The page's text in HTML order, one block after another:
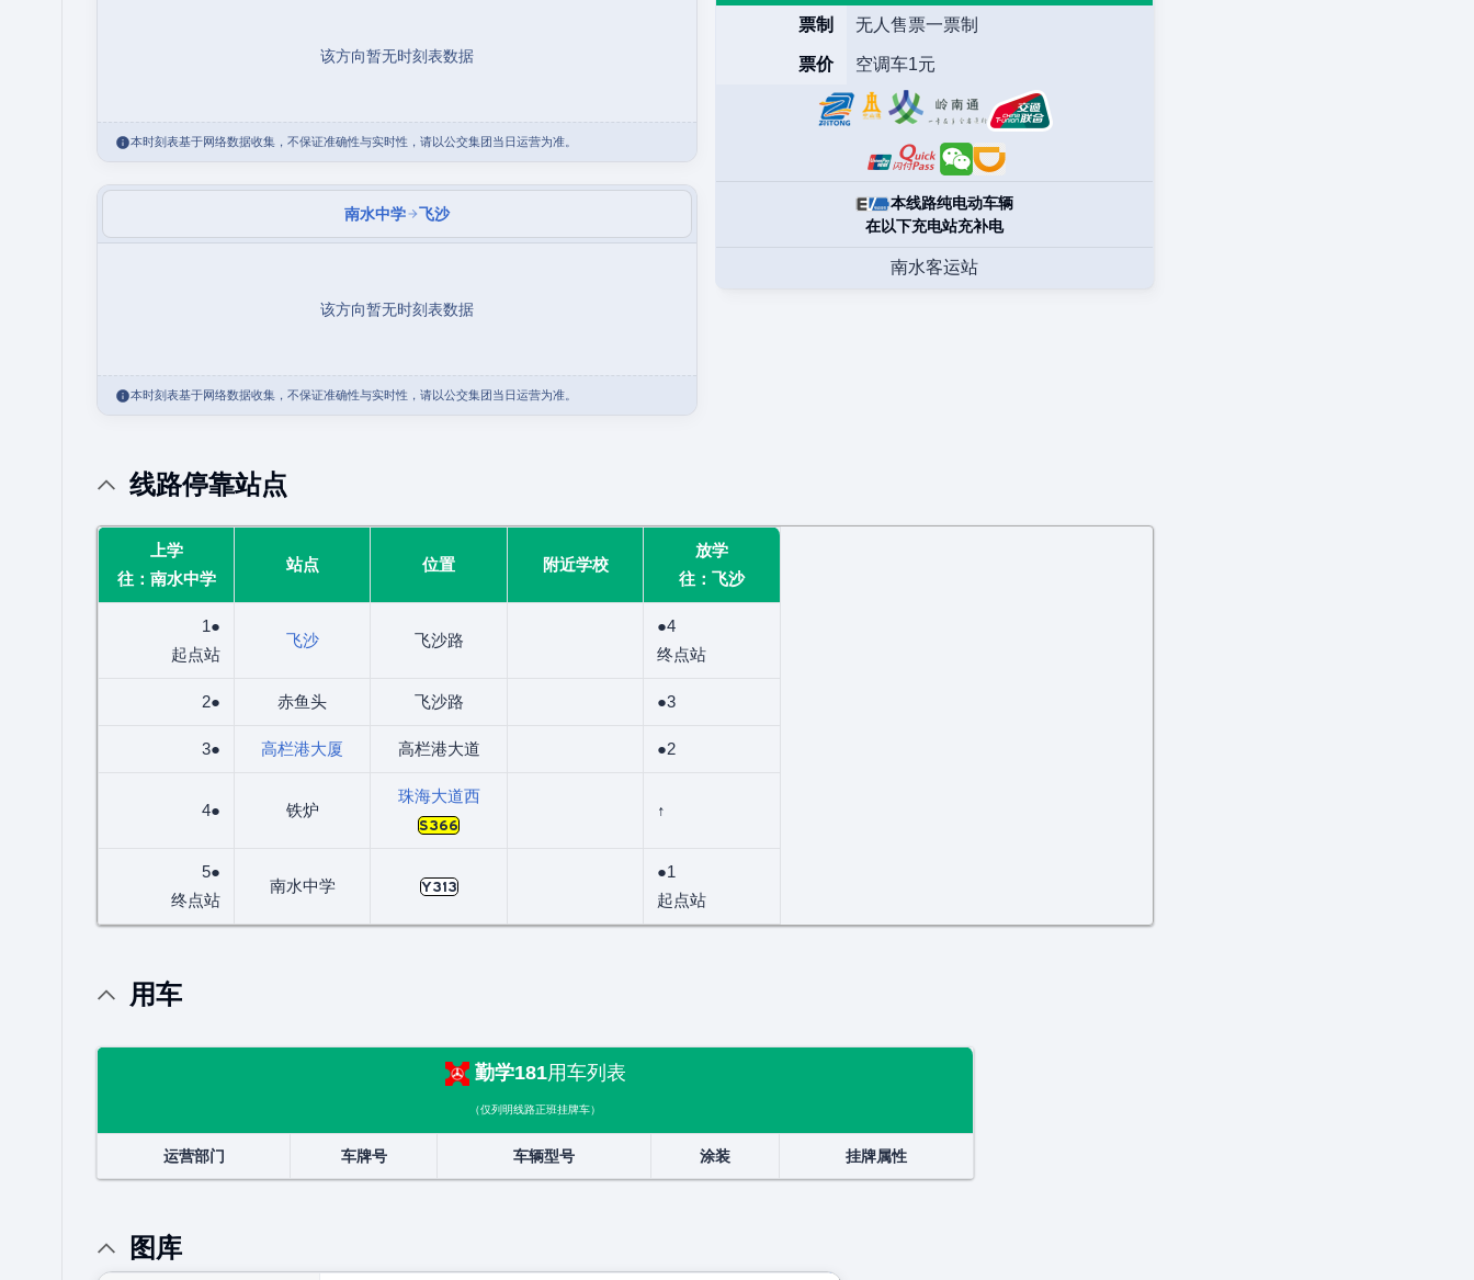
票制 无人售票一票制
票价 空调车1元
本线路纯电动车辆
在以下充电站充补电
南水客运站
该方向暂无时刻表数据
本时刻表基于网络数据收集，不保证准确性与实时性，请以公交集团当日运营为准。
南水中学 飞沙
该方向暂无时刻表数据
本时刻表基于网络数据收集，不保证准确性与实时性，请以公交集团当日运营为准。
线路停靠站点
上学
往：南水中学
站点 位置 附近学校
放学
往：飞沙
1●
起点站
飞沙 飞沙路
●4
终点站
2● 赤鱼头 飞沙路 ●3
3● 高栏港大厦 高栏港大道 ●2
4● 铁炉
珠海大道西
S366
↑
5●
终点站
南水中学 Y313
●1
起点站
用车
勤学181用车列表
（仅列明线路正班挂牌车）
运营部门 车牌号 车辆型号 涂装 挂牌属性
图库
展开